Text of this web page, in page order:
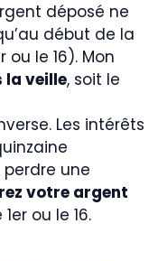
déposé ne
début de la
le 16). Mon
la veille, soit le
Les intérêts
une
votre argent
1er ou le 16.